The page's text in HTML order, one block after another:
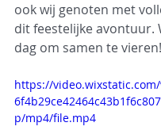
ook wij genoten met
dit feestelijke avontuur.
dag om samen te vieren!
https://video.wixstatic.com/
p/mp4/file.mp4